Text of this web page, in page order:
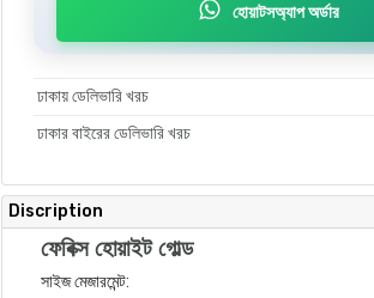
হোয়াটসঅ্যাপ অর্ডার
ঢাকায় ডেলিভারি খরচ
ঢাকার বাইরের ডেলিভারি খরচ
Discription
ফেবিক্স হোয়াইট গোল্ড
সাইজ মেজারমেন্ট: